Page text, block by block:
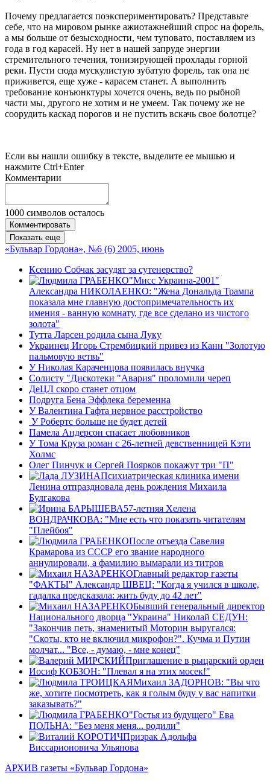
Почему предлагается поэкспериментировать? Представьте
себе, что на мировом рынке ажиотажнейший спрос на форель,
а мы больше от безысходности, чем туповато, поставляем из
года в год карасей. Ну нет в нашей запруде энергии
стремительного течения, тонизирующей прохлады горной
реки. Пусти сюда мускулистую зубатую форель, так она не
приживется, еще хуже - карасем станет. А выполнить
требование конъюнктуры хочется очень, ведь по рыбной
части мы, другого не хотим и не умеем. Так почему же не
соорудить каскад порогов и не пустить вскачь свое болотце?
Если вы нашли ошибку в тексте, выделите ее мышью и
нажмите Ctrl+Enter
Комментарии
1000 символов осталось
Комментировать
Показать еще
«Бульвар Гордона», №6 (6) 2005, июнь
Ксению Собчак засудят за сутенерство?
"Мисс Украина-2001"
Александра НИКОЛАЕНКО: "Жена Дональда Трампа
показала мне главную достопримечательность их
имения - ванную комнату, где все сделано из чистого
золота"
Тутта Ларсен родила сына Луку
Украинец Игорь Стрембицкий привез из Канн "Золотую
пальмовую ветвь"
У Николая Караченцова появилась внучка
Солисту "Дискотеки "Авария" проломили череп
ДеЦЛ скоро станет отцом
Подруга Бена Эффлека беременна
У Валентина Гафта нервное расстройство
У Робертс больше не будет детей
Памела Андерсон спасает любовников
У Тома Круза роман с 26-летней девственницей Кэти
Холмс
Олег Пинчук и Сергей Поярков покажут три "П"
Психиатрическая клиника имени
Ленина отпраздновала день рождения Михаила
Булгакова
57-летняя Хелена
ВОНДРАЧКОВА: "Мне есть что показать читателям
"Плейбоя"
После отъезда Савелия
Крамарова из СССР его звание народного
аннулировали, а фамилию вымарали из титров
Главный редактор газеты
"ФАКТЫ" Александр ШВЕЦ: "Когда я учился в школе,
гадалка предсказала: жить буду до 42 лет"
Бывший генеральный директор
Национального дворца "Украина" Николай СЕДУН:
"Закончив петь, знаменитый Моторин выругался:
"Скоты, кто не включил микрофон?". Кучма и Путин
молчат... "Все, - думаю, - мне конец"
Приглашение в рыцарский орден
Иосиф КОБЗОН: "Плевал я на этих мосек!"
Михаил ЗАДОРНОВ: "Вы что
же, хотите посмотреть, как я голым буду у вас напитки
заказывать?"
"Гостья из будущего" Ева
ПОЛЬНА: "Без меня меня... родили"
Призрак Адольфа
Виссарионовича Ульянова
АРХИВ газеты «Бульвар Гордона»